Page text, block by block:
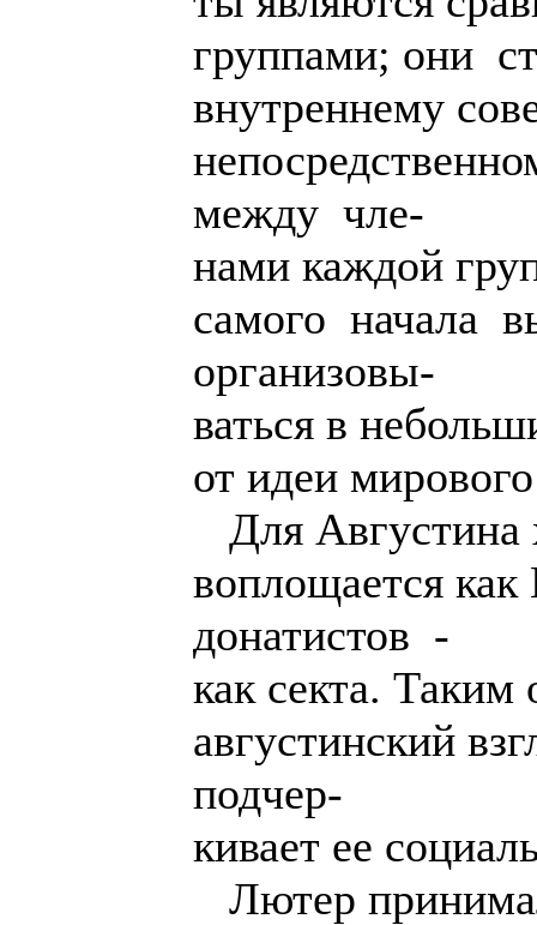
группами; они
внутреннему
между чле-
нами каждой
самого начала
организовы-
ваться в
от идеи
Для Августина
воплощается как
донатистов -
как секта.
августинский
подчер-
кивает ее
Лютер